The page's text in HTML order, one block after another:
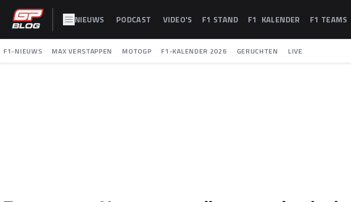
NIEUWS PODCAST VIDEO'S F1 STAND F1 KALENDER F1 TEAMS
F1-NIEUWS MAX VERSTAPPEN MOTOGP F1-KALENDER 2026 GERUCHTEN LIVE